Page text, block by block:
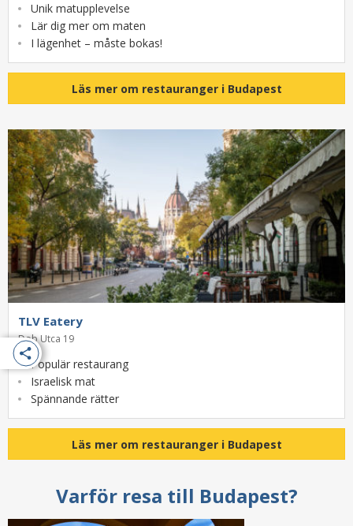
Unik matupplevelse
Lär dig mer om maten
I lägenhet – måste bokas!
Läs mer om restauranger i Budapest
TLV Eatery
Dob Utca 19
Populär restaurang
Israelisk mat
Spännande rätter
Läs mer om restauranger i Budapest
Varför resa till Budapest?